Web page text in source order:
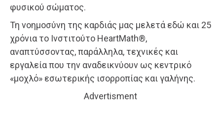
φυσικού σώματος.
Τη νοημοσύνη της καρδιάς μας μελετά εδώ και 25
χρόνια το Ινστιτούτο HeartMath®,
αναπτύσσοντας, παράλληλα, τεχνικές και
εργαλεία που την αναδεικνύουν ως κεντρικό
«μοχλό» εσωτερικής ισορροπίας και γαλήνης.
Advertisment